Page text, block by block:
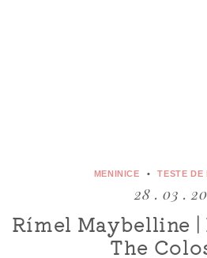
MENINICE TESTE DE
28 . 03 .
Rímel Maybelline |
The